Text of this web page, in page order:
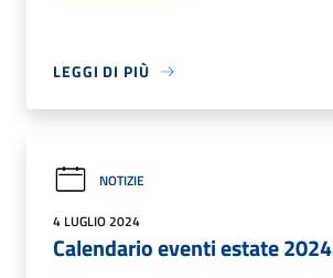
LEGGI DI PIÙ
NOTIZIE
4 LUGLIO 2024
Calendario eventi estate 2024